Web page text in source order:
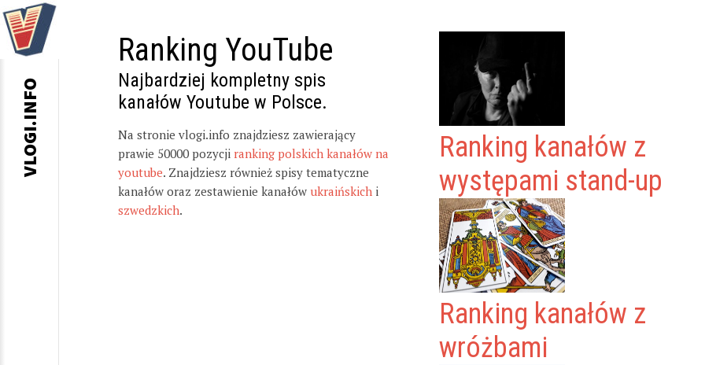
Ranking YouTube
Najbardziej kompletny spis
kanałów Youtube w Polsce.
Na stronie vlogi.info znajdziesz zawierający
prawie 50000 pozycji ranking polskich kanałów na
youtube. Znajdziesz również spisy tematyczne
kanałów oraz zestawienie kanałów ukraińskich i
szwedzkich.
Ranking kanałów z
występami stand-up
Ranking kanałów z
wróżbami
VLOGI.INFO